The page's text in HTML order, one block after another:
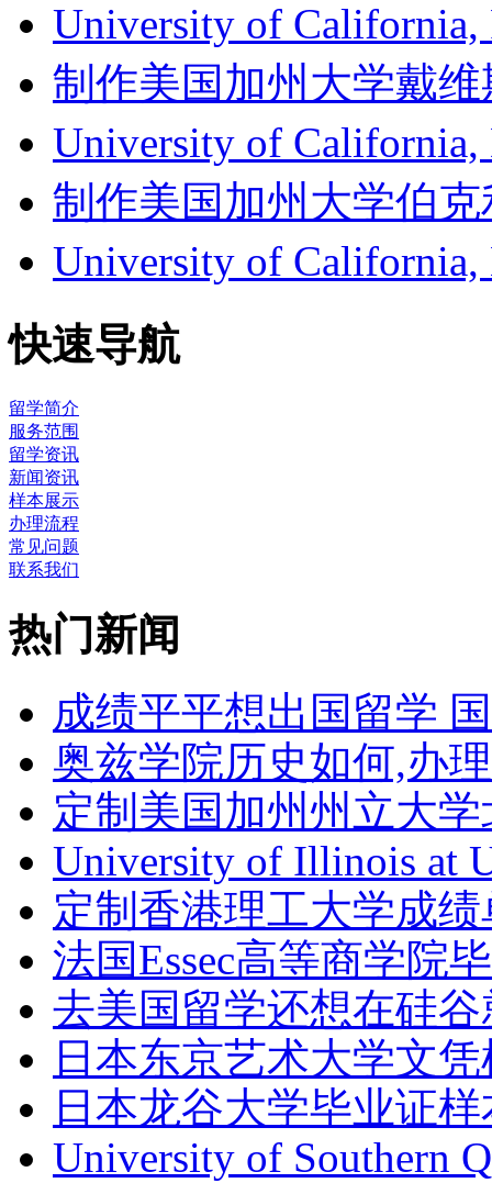
University of
制作美国加州大学戴
University of
制作美国加州大学伯
University of
快速导航
留学简介
服务范围
留学资讯
新闻资讯
样本展示
办理流程
常见问题
联系我们
热门新闻
成绩平平想出国留学
奥兹学院历史如何,办
定制美国加州州立大
University of Illinois at
定制香港理工大学成绩
法国Essec高等商学院
去美国留学还想在硅
日本东京艺术大学文
日本龙谷大学毕业证
University of Southern